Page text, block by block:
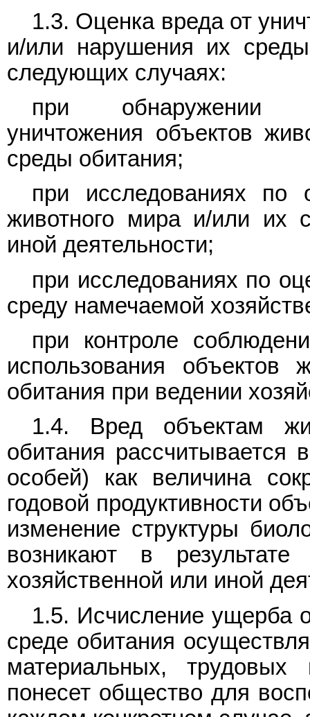
1.3. Оценка вреда от
и/или нарушения их
следующих случаях:
при обнаружении
уничтожения объектов
среды обитания;
при исследованиях по
животного мира и/или их
иной деятельности;
при исследованиях по
среду намечаемой
при контроле
использования
обитания при ведении
1.4. Вред объектам
обитания рассчитывается
особей) как величина
годовой продуктивности
изменение структуры
возникают в
хозяйственной или иной
1.5. Исчисление ущерба
среде обитания
материальных,
понесет общество для